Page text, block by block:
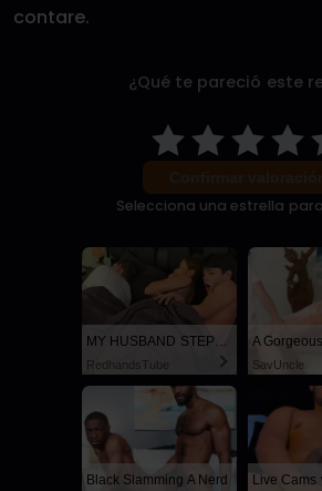
contare.
¿Qué te pareció este
Selecciona una estrella
MY HUSBAND STEPSON MISTAKENLY GIVES ME IN THE ASS
RedhandsTube
A
SayUncle
Black Slamming A Nerd